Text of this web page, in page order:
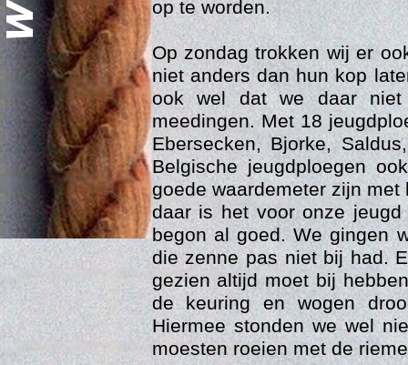
op te worden.
Op zondag trokken wij er
niet anders dan hun kop
ook wel dat we daar
meedingen. Met 18
Ebersecken, Bjorke,
Belgische jeugdploegen
goede waardemeter zijn
daar is het voor onze
begon al goed. We gingen
die zenne pas niet bij had.
gezien altijd moet bij
de keuring en wogen
Hiermee stonden we wel
moesten roeien met de